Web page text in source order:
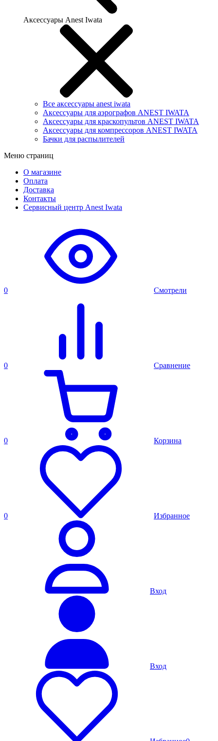
Аксессуары Anest Iwata
Все аксессуары anest iwata
Аксессуары для аэрографов ANEST IWATA
Аксессуары для краскопультов ANEST IWATA
Аксессуары для компрессоров ANEST IWATA
Бачки для распылителей
Меню страниц
О магазине
Оплата
Доставка
Контакты
Сервисный центр Anest Iwata
0 Смотрели
0 Сравнение
0 Корзина
0 Избранное
Вход
Вход